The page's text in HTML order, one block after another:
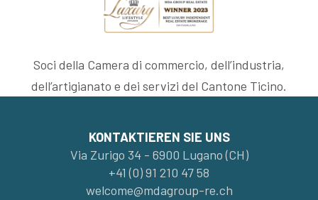
Soci della Camera di commercio, dell’industria,
dell’artigianato e dei servizi del Cantone Ticino.
KONTAKTIEREN SIE UNS
Via Zurigo 34 - 6900 Lugano (CH)
+41 (0) 91 210 47 58
welcome@mdagroup-re.ch